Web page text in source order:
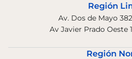
Región
Av. Dos de Mayo
Av Javier Prado Oeste
Región